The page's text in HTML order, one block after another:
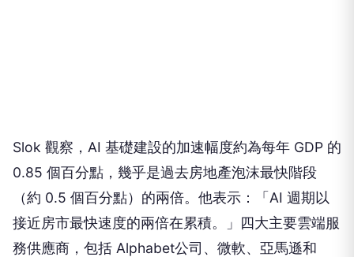
Slok 觀察，AI 基礎建設的加速幅度約為每年 GDP 的
0.85 個百分點，幾乎是過去房地產泡沫最快階段
（約 0.5 個百分點）的兩倍。他表示：「AI 週期以
接近房市最快速度的兩倍在累積。」四大主要雲端服
務供應商，包括 Alphabet公司、微軟、亞馬遜和